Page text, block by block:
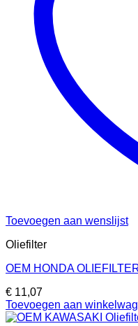
Toevoegen aan wenslijst
Oliefilter
OEM HONDA
€ 11,07
Toevoegen aan